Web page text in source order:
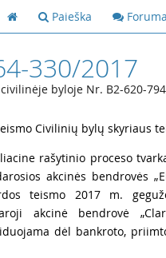
Paieška
330/2017
byloje Nr. B2-620-
Civilinių bylų skyriaus
rašytinio proceso
akcinės bendrovės
teismo 2017 m.
akcinė bendrovė
dėl bankroto,